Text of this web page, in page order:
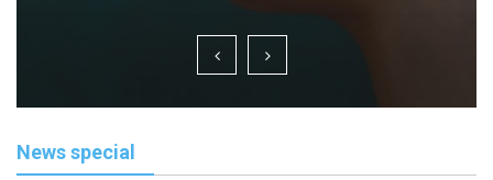
News special